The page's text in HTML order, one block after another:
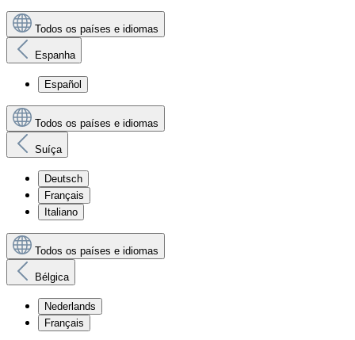
Todos os países e idiomas
Espanha
Español
Todos os países e idiomas
Suíça
Deutsch
Français
Italiano
Todos os países e idiomas
Bélgica
Nederlands
Français